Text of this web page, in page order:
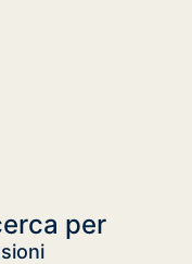
per